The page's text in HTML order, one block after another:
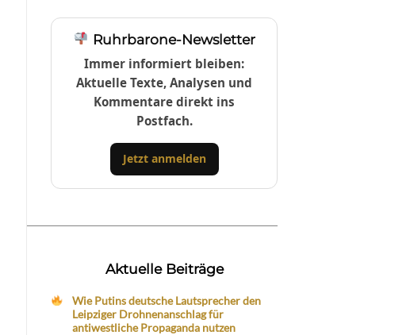
Ruhrbarone-Newsletter
Immer informiert bleiben:
Aktuelle Texte, Analysen und
Kommentare direkt ins
Postfach.
Jetzt anmelden
Aktuelle Beiträge
Wie Putins deutsche Lautsprecher den
Leipziger Drohnenanschlag für
antiwestliche Propaganda nutzen